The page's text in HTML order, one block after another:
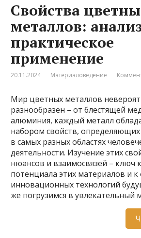
Свойства
металлов:
практическое
применение
20.11.2024 Материаловедение
Мир цветных металлов
разнообразен – от блестящей
алюминия, каждый металл
набором свойств,
в самых разных областях
деятельности. Изучение этих
нюансов и взаимосвязей – ключ
потенциала этих материалов и
инновационных технологий
же погрузимся в увлекательный